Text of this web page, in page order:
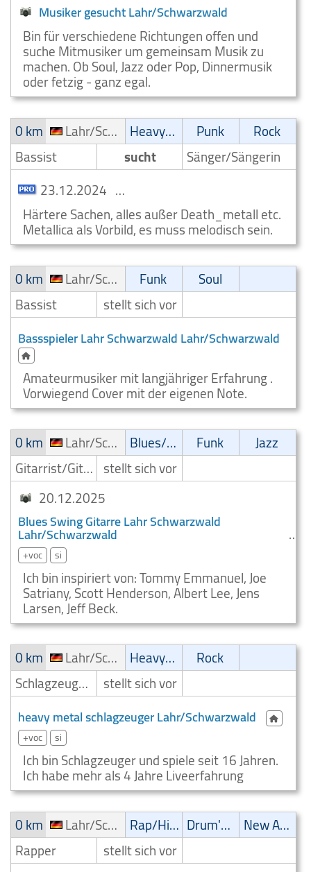
Musiker gesucht Lahr/Schwarzwald
Bin für verschiedene Richtungen offen und
suche Mitmusiker um gemeinsam Musik zu
machen. Ob Soul, Jazz oder Pop, Dinnermusik
oder fetzig - ganz egal.
0 km
Lahr/Schwarzwald Heavy-Metal Punk
Rock
Bassist
sucht
Sänger/Sängerin
23.12.2024 Suche Vocals Lahr/Schwarzwald
Härtere Sachen, alles außer Death_metall etc.
Metallica als Vorbild, es muss melodisch sein.
0 km
Lahr/Schwarzwald Funk
Soul
Bassist
stellt sich vor
Bassspieler Lahr Schwarzwald Lahr/Schwarzwald
Amateurmusiker mit langjähriger Erfahrung .
Vorwiegend Cover mit der eigenen Note.
0 km
Lahr/Schwarzwald Blues/Swing Funk
Jazz
Gitarrist/Gitarrenspieler stellt sich vor
20.12.2025
Blues Swing Gitarre Lahr Schwarzwald
Lahr/Schwarzwald
+voc si
Ich bin inspiriert von: Tommy Emmanuel, Joe
Satriany, Scott Henderson, Albert Lee, Jens
Larsen, Jeff Beck.
0 km
Lahr/Schwarzwald Heavy-Metal
Rock
Schlagzeuger/Drummer
stellt sich vor
heavy metal schlagzeuger Lahr/Schwarzwald
+voc si
Ich bin Schlagzeuger und spiele seit 16 Jahren.
Ich habe mehr als 4 Jahre Liveerfahrung
0 km
Lahr/Schwarzwald Rap/Hip-Hop/RnB Drum'n' Bass
New Age
Rapper
stellt sich vor